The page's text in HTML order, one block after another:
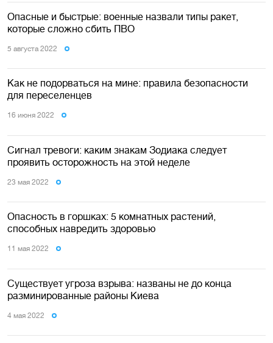
Опасные и быстрые: военные назвали типы ракет,
которые сложно сбить ПВО
5 августа 2022
Как не подорваться на мине: правила безопасности
для переселенцев
16 июня 2022
Сигнал тревоги: каким знакам Зодиака следует
проявить осторожность на этой неделе
23 мая 2022
Опасность в горшках: 5 комнатных растений,
способных навредить здоровью
11 мая 2022
Существует угроза взрыва: названы не до конца
разминированные районы Киева
4 мая 2022